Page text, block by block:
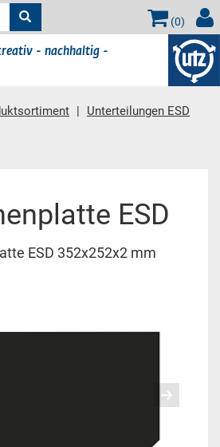
(0)
- nachhaltig -
Unterteilungen ESD
ESD
ESD 352x252x2 mm